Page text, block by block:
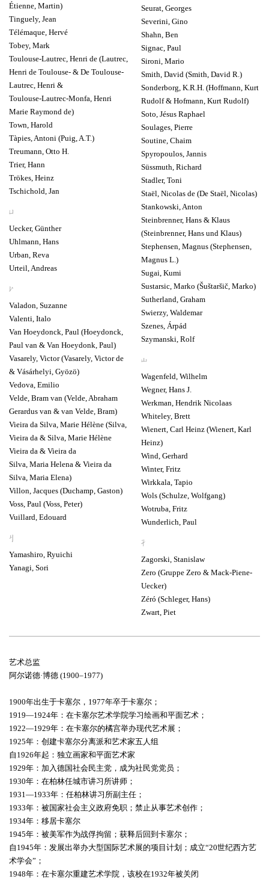
Seurat, Georges
Severini, Gino
Shahn, Ben
Signac, Paul
Sironi, Mario
Smith, David (Smith, David R.)
Sonderborg, K.R.H. (Hoffmann, Kurt
Rudolf & Hofmann, Kurt Rudolf)
Soto, Jésus Raphael
Soulages, Pierre
Soutine, Chaim
Spyropoulos, Jannis
Süssmuth, Richard
Stadler, Toni
Staël, Nicolas de (De Staël, Nicolas)
Stankowski, Anton
Steinbrenner, Hans & Klaus
(Steinbrenner, Hans und Klaus)
Stephensen, Magnus (Stephensen,
Magnus L.)
Sugai, Kumi
Sustarsic, Marko (Šuštaršič, Marko)
Sutherland, Graham
Swierzy, Waldemar
Szenes, Árpád
Szymanski, Rolf
Étienne, Martin)
Tinguely, Jean
Télémaque, Hervé
Tobey, Mark
Toulouse-Lautrec, Henri de (Lautrec,
Henri de Toulouse- & De Toulouse-
Lautrec, Henri &
Toulouse-Lautrec-Monfa, Henri
Marie Raymond de)
Town, Harold
Tàpies, Antoni (Puig, A.T.)
Treumann, Otto H.
Trier, Hann
Trökes, Heinz
Tschichold, Jan
U
Uecker, Günther
Uhlmann, Hans
Urban, Reva
Urteil, Andreas
V
Valadon, Suzanne
Valenti, Italo
Van Hoeydonck, Paul (Hoeydonck,
Paul van & Van Hoeydonk, Paul)
Vasarely, Victor (Vasarely, Victor de
& Vásárhelyi, Gyözö)
Vedova, Emilio
Velde, Bram van (Velde, Abraham
Gerardus van & van Velde, Bram)
Vieira da Silva, Marie Hélène (Silva,
Vieira da & Silva, Marie Hélène
Vieira da & Vieira da
Silva, Maria Helena & Vieira da
Silva, Maria Elena)
Villon, Jacques (Duchamp, Gaston)
Voss, Paul (Voss, Peter)
Vuillard, Edouard
W
Wagenfeld, Wilhelm
Wegner, Hans J.
Werkman, Hendrik Nicolaas
Whiteley, Brett
Wienert, Carl Heinz (Wienert, Karl
Heinz)
Wind, Gerhard
Winter, Fritz
Wirkkala, Tapio
Wols (Schulze, Wolfgang)
Wotruba, Fritz
Wunderlich, Paul
Y
Yamashiro, Ryuichi
Yanagi, Sori
Z
Zagorski, Stanislaw
Zero (Gruppe Zero & Mack-Piene-
Uecker)
Zéró (Schleger, Hans)
Zwart, Piet
艺术总监
阿尔诺德·博德 (1900–1977)
1900年出生于卡塞尔，1977年卒于卡塞尔；
1919—1924年：在卡塞尔艺术学院学习绘画和平面艺术；
1922—1929年：在卡塞尔的橘宫举办现代艺术展；
1925年：创建卡塞尔分离派和艺术家五人组
自1926年起：独立画家和平面艺术家
1929年：加入德国社会民主党，成为社民党党员；
1930年：在柏林任城市讲习所讲师；
1931—1933年：任柏林讲习所副主任；
1933年：被国家社会主义政府免职；禁止从事艺术创作；
1934年：移居卡塞尔
1945年：被美军作为战俘拘留；获释后回到卡塞尔；
自1945年：发展出举办大型国际艺术展的项目计划；成立“20世纪西方艺
术学会”；
1948年：在卡塞尔重建艺术学院，该校在1932年被关闭